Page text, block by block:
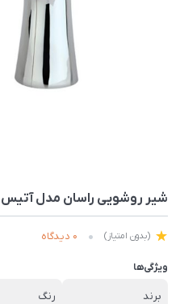
شیر روشویی راسان مدل آتیس
(بدون امتیاز) 0 دیدگاه
ویژگی‌ها
برند
رنگ